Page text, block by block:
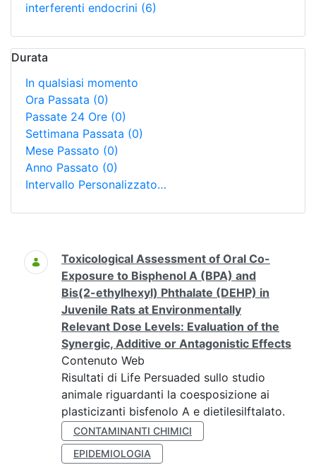
interferenti endocrini (6)
Durata
In qualsiasi momento
Ora Passata (0)
Passate 24 Ore (0)
Settimana Passata (0)
Mese Passato (0)
Anno Passato (0)
Intervallo Personalizzato…
Ricerca
Toxicological Assessment of Oral Co-
Exposure to Bisphenol A (BPA) and
Bis(2-ethylhexyl) Phthalate (DEHP) in
Juvenile Rats at Environmentally
Relevant Dose Levels: Evaluation of the
Synergic, Additive or Antagonistic Effects
Contenuto Web
Risultati di Life Persuaded sullo studio
animale riguardanti la coesposizione ai
plasticizanti bisfenolo A e dietilesilftalato.
CONTAMINANTI CHIMICI
EPIDEMIOLOGIA